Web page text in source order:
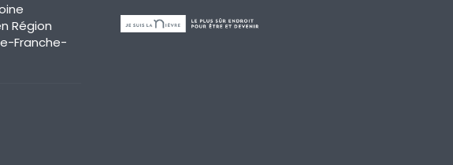
Région
Franche-